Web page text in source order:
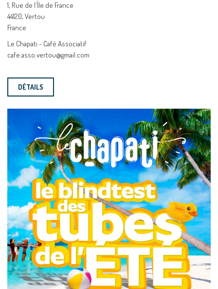
1, Rue de l'Île de France
44120, Vertou
France
Le Chapati - Café Associatif
cafe.asso.vertou@gmail.com
DÉTAILS